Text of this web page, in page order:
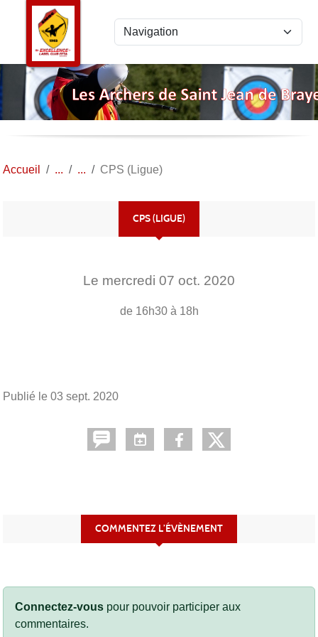
Accueil CPS (Ligue)
CPS (LIGUE)
Le mercredi 07 oct. 2020
de 16h30 à 18h
Publié le 03 sept. 2020
COMMENTEZ L’ÉVÈNEMENT
Connectez-vous pour pouvoir participer aux
commentaires.
Panneau de gestion des cookies